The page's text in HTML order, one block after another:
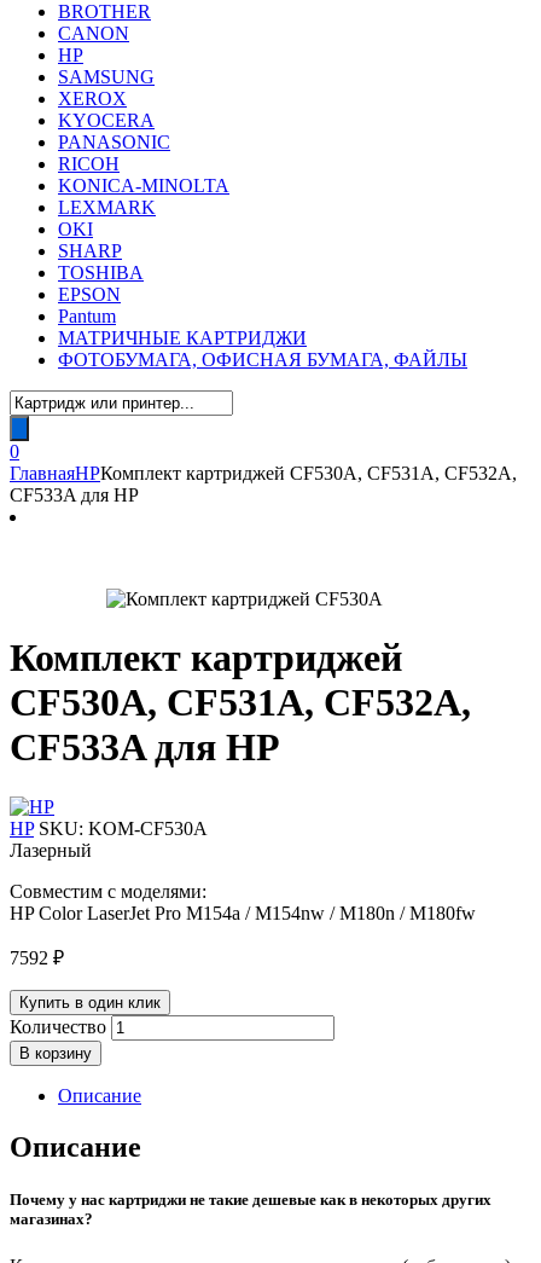
BROTHER
CANON
HP
SAMSUNG
XEROX
KYOCERA
PANASONIC
RICOH
KONICA-MINOLTA
LEXMARK
OKI
SHARP
TOSHIBA
EPSON
Pantum
МАТРИЧНЫЕ КАРТРИДЖИ
ФОТОБУМАГА, ОФИСНАЯ БУМАГА, ФАЙЛЫ
Поиск
товаров
0
ГлавнаяHPКомплект картриджей CF530A, CF531A, CF532A,
CF533A для HP
Комплект картриджей
CF530A, CF531A, CF532A,
CF533A для HP
HP SKU: KOM-CF530A
Лазерный
Совместим с моделями:
HP Color LaserJet Pro M154a / M154nw / M180n / M180fw
7592 ₽
Купить в один клик
Количество
В корзину
Описание
Описание
Почему у нас картриджи не такие дешевые как в некоторых других
магазинах?